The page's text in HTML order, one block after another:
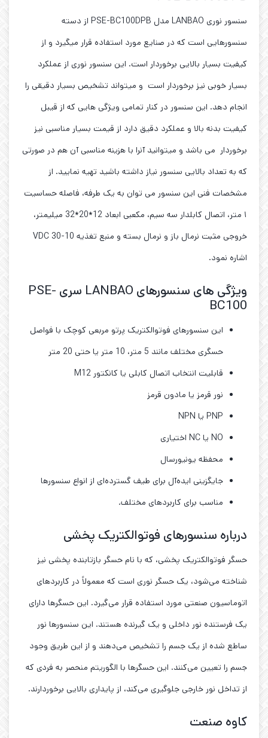
سنسور نوری LANBAO مدل PSE-BC100DPB از دسته
سنسورهایی است که در صنایع مورد استفاده قرار میگیرد و از
کیفیت بسیار بالایی برخوردار است. این سنسور نوری از عملکرد
بسیار خوبی نیز برخوردار است و میتواند تشخیص بسیار دقیقی را
انجام دهد. این سنسور در کنار تمامی ویژگی هایی که از قیبل
کیفیت بدنه بالا و عملکرد دقیق دارد از قیمت بسیار مناسبی نیز
برخوردار می باشد و میتوانید آنرا با هزینه مناسبی آن هم در صورتی
که به تعداد بالایی سنسور نیاز داشته باشید تهیه نمایید. از
مشخصات فنی این سنسور می توان به یک طرفه، فاصله حساسیت
۱ متر،‌ اتصال کابلدار سه سیم، مکعبی ابعاد 12*20*32 میلیمتر،
خروجی مثبت نرمال باز و نرمال بسته و منبع تغذیه 10-30 VDC
اشاره نمود.
ویژگی های سنسورهای LANBAO سری PSE-
BC100
این سنسورهای فوتوالکتریک پرتو مربعی کوچک با فواصل
حسگری مختلف مانند 5 متر، 10 متر یا حتی 20 متر
قابلیت انتخاب اتصال کابلی یا کانکتور M12
نور قرمز یا مادون قرمز
PNP یا NPN
NO یا NC اختیاری
محفظه یونیورسال
جایگزینی ایده‌آل برای طیف گسترده‌ای از انواع سنسورها
مناسب برای کاربردهای مختلف.
درباره سنسورهای فوتوالکتریک پخشی
حسگر فوتوالکتریک پخشی، که با نام حسگر بازتابنده پخشی نیز
شناخته می‌شود، یک حسگر نوری است که معمولاً در کاربردهای
اتوماسیون صنعتی مورد استفاده قرار می‌گیرد. این حسگرها دارای
یک فرستنده نور داخلی و یک گیرنده هستند. این سنسورها نور
ساطع شده از یک جسم را تشخیص می‌دهند و از این طریق وجود
جسم را تعیین می‌کنند. این حسگرها با الگوریتم منحصر به فردی که
از تداخل نور خارجی جلوگیری می‌کند، از پایداری بالایی برخوردارند.
کاوه صنعت